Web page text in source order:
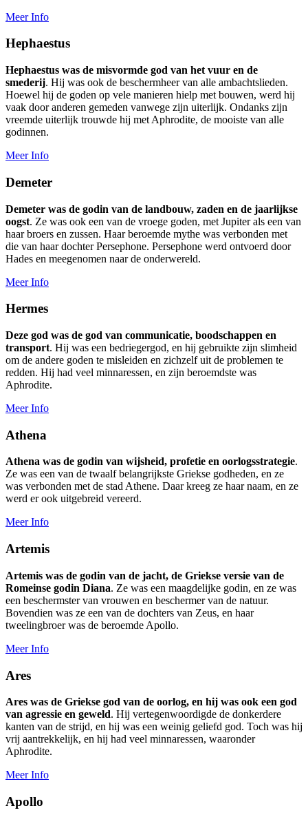
Meer Info
Hephaestus
Hephaestus was de misvormde god van het vuur en de
smederij. Hij was ook de beschermheer van alle ambachtslieden.
Hoewel hij de goden op vele manieren hielp met bouwen, werd hij
vaak door anderen gemeden vanwege zijn uiterlijk. Ondanks zijn
vreemde uiterlijk trouwde hij met Aphrodite, de mooiste van alle
godinnen.
Meer Info
Demeter
Demeter was de godin van de landbouw, zaden en de jaarlijkse
oogst. Ze was ook een van de vroege goden, met Jupiter als een van
haar broers en zussen. Haar beroemde mythe was verbonden met
die van haar dochter Persephone. Persephone werd ontvoerd door
Hades en meegenomen naar de onderwereld.
Meer Info
Hermes
Deze god was de god van communicatie, boodschappen en
transport. Hij was een bedriegergod, en hij gebruikte zijn slimheid
om de andere goden te misleiden en zichzelf uit de problemen te
redden. Hij had veel minnaressen, en zijn beroemdste was
Aphrodite.
Meer Info
Athena
Athena was de godin van wijsheid, profetie en oorlogsstrategie.
Ze was een van de twaalf belangrijkste Griekse godheden, en ze
was verbonden met de stad Athene. Daar kreeg ze haar naam, en ze
werd er ook uitgebreid vereerd.
Meer Info
Artemis
Artemis was de godin van de jacht, de Griekse versie van de
Romeinse godin Diana. Ze was een maagdelijke godin, en ze was
een beschermster van vrouwen en beschermer van de natuur.
Bovendien was ze een van de dochters van Zeus, en haar
tweelingbroer was de beroemde Apollo.
Meer Info
Ares
Ares was de Griekse god van de oorlog, en hij was ook een god
van agressie en geweld. Hij vertegenwoordigde de donkerdere
kanten van de strijd, en hij was een weinig geliefd god. Toch was hij
vrij aantrekkelijk, en hij had veel minnaressen, waaronder
Aphrodite.
Meer Info
Apollo